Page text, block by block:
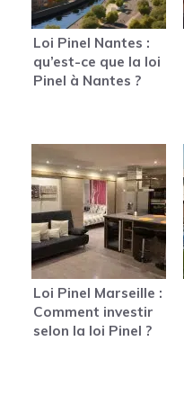
Loi Pinel Nantes :
qu’est-ce que la loi
Pinel à Nantes ?
Loi Pinel Marseille :
Comment investir
selon la loi Pinel ?